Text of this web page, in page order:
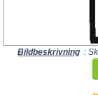
Bildbeskrivning :